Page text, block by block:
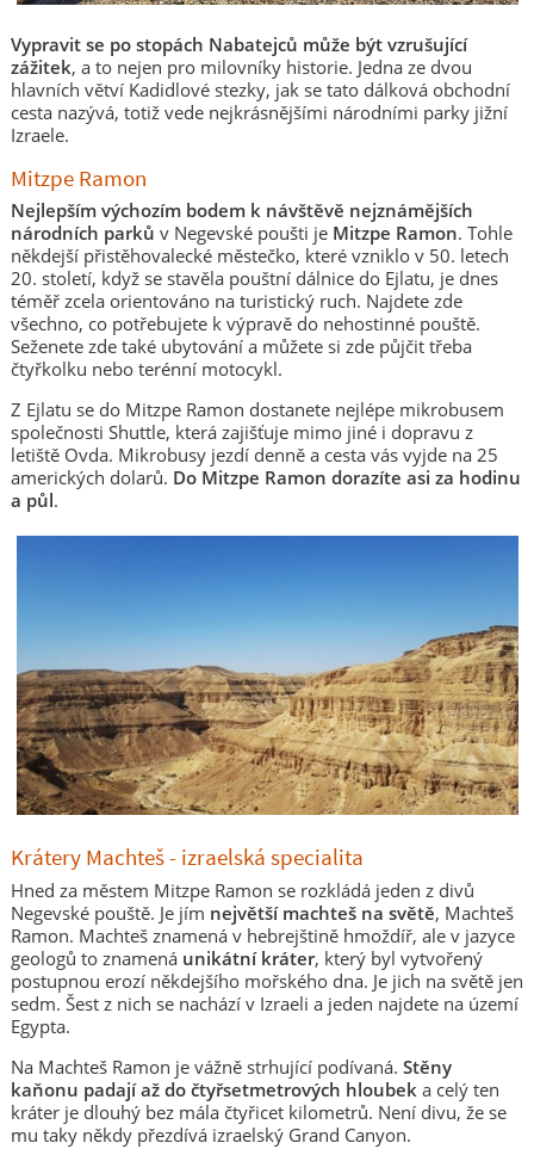
Vypravit se po stopách Nabatejců může být vzrušující
zážitek, a to nejen pro milovníky historie. Jedna ze dvou
hlavních větví Kadidlové stezky, jak se tato dálková obchodní
cesta nazývá, totiž vede nejkrásnějšími národními parky jižní
Izraele.
Mitzpe Ramon
Nejlepším výchozím bodem k návštěvě nejznámějších
národních parků v Negevské poušti jeMitzpe Ramon. Tohle
někdejší přistěhovalecké městečko, které vzniklo v 50. letech
20. století, když se stavěla pouštní dálnice do Ejlatu, je dnes
téměř zcela orientováno na turistický ruch. Najdete zde
všechno, co potřebujete k výpravě do nehostinné pouště.
Seženete zde také ubytování a můžete si zde půjčit třeba
čtyřkolku nebo terénní motocykl.
Z Ejlatu se do Mitzpe Ramon dostanete nejlépe mikrobusem
společnosti Shuttle, která zajišťuje mimo jiné i dopravu z
letiště Ovda. Mikrobusy jezdí denně a cesta vás vyjde na 25
amerických dolarů. Do Mitzpe Ramon dorazíte asi za hodinu
a půl.
Krátery Machteš - izraelská specialita
Hned za městem Mitzpe Ramon se rozkládá jeden z divů
Negevské pouště. Je jím největší machteš na světě, Machteš
Ramon. Machteš znamená v hebrejštině hmoždíř, ale v jazyce
geologů to znamená unikátní kráter, který byl vytvořený
postupnou erozí někdejšího mořského dna. Je jich na světě jen
sedm. Šest z nich se nachází v Izraeli a jeden najdete na území
Egypta.
Na Machteš Ramon je vážně strhující podívaná. Stěny
kaňonu padají až do čtyřsetmetrových hloubeka celý ten
kráter je dlouhý bez mála čtyřicet kilometrů. Není divu, že se
mu taky někdy přezdívá izraelský Grand Canyon.